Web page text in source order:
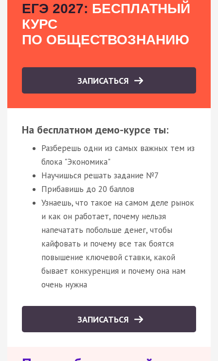
ЕГЭ 2027: БЕСПЛАТНЫЙ
КУРС
ПО ОБЩЕСТВОЗНАНИЮ
ЗАПИСАТЬСЯ
На бесплатном демо-курсе ты:
Разберешь одни из самых важных тем из
блока "Экономика"
Научишься решать задание №7
Прибавишь до 20 баллов
Узнаешь, что такое на самом деле рынок
и как он работает, почему нельзя
напечатать побольше денег, чтобы
кайфовать и почему все так боятся
повышение ключевой ставки, какой
бывает конкуренция и почему она нам
очень нужна
ЗАПИСАТЬСЯ